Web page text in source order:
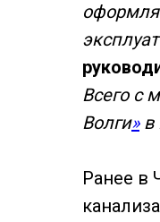
Всего с
Волги»в
Ранее в